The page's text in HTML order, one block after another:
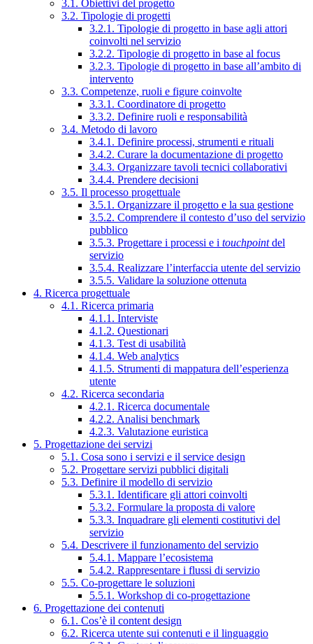
3.1. Obiettivi del progetto
3.2. Tipologie di progetti
3.2.1. Tipologie di progetto in base agli attori
coinvolti nel servizio
3.2.2. Tipologie di progetto in base al focus
3.2.3. Tipologie di progetto in base all’ambito di
intervento
3.3. Competenze, ruoli e figure coinvolte
3.3.1. Coordinatore di progetto
3.3.2. Definire ruoli e responsabilità
3.4. Metodo di lavoro
3.4.1. Definire processi, strumenti e rituali
3.4.2. Curare la documentazione di progetto
3.4.3. Organizzare tavoli tecnici collaborativi
3.4.4. Prendere decisioni
3.5. Il processo progettuale
3.5.1. Organizzare il progetto e la sua gestione
3.5.2. Comprendere il contesto d’uso del servizio
pubblico
3.5.3. Progettare i processi e i touchpointdel
servizio
3.5.4. Realizzare l’interfaccia utente del servizio
3.5.5. Validare la soluzione ottenuta
4. Ricerca progettuale
4.1. Ricerca primaria
4.1.1. Interviste
4.1.2. Questionari
4.1.3. Test di usabilità
4.1.4. Web analytics
4.1.5. Strumenti di mappatura dell’esperienza
utente
4.2. Ricerca secondaria
4.2.1. Ricerca documentale
4.2.2. Analisi benchmark
4.2.3. Valutazione euristica
5. Progettazione dei servizi
5.1. Cosa sono i servizi e il service design
5.2. Progettare servizi pubblici digitali
5.3. Definire il modello di servizio
5.3.1. Identificare gli attori coinvolti
5.3.2. Formulare la proposta di valore
5.3.3. Inquadrare gli elementi costitutivi del
servizio
5.4. Descrivere il funzionamento del servizio
5.4.1. Mappare l’ecosistema
5.4.2. Rappresentare i flussi di servizio
5.5. Co-progettare le soluzioni
5.5.1. Workshop di co-progettazione
6. Progettazione dei contenuti
6.1. Cos’è il content design
6.2. Ricerca utente sui contenuti e il linguaggio